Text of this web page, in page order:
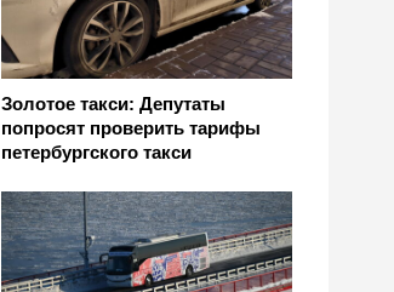
Золотое такси: Депутаты
попросят проверить тарифы
петербургского такси